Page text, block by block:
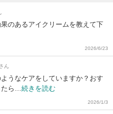
のあるアイクリームを教えて下
2026/6/23
ん
うなケアをしていますか？おす
ら… 続きを読む
2026/1/3